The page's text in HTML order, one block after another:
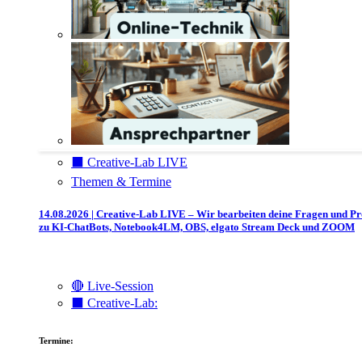
⬛️ Creative-Lab LIVE
Themen & Termine
14.08.2026 | Creative-Lab LIVE – Wir bearbeiten deine Fragen und
zu KI-ChatBots, Notebook4LM, OBS, elgato Stream Deck und ZOOM
🔴 Live-Session
⬛️ Creative-Lab:
Termine: